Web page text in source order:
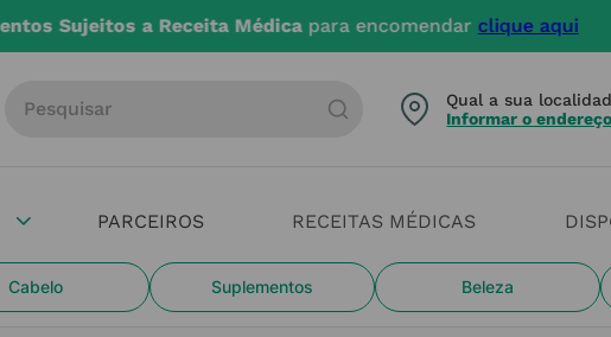
Entregas até 4 dias úteis. Devido aos cheias estamos
PARCEIROS RECEITAS MÉDICAS
Cabelo Suplementos Beleza
Qual a sua
Informar o endereço